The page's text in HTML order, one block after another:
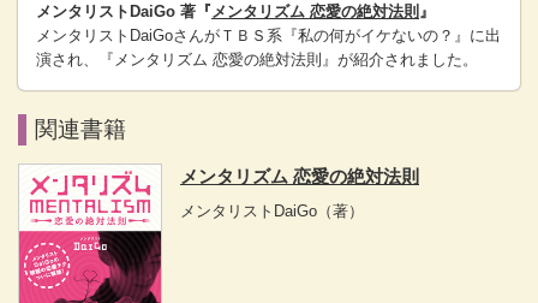
メンタリストDaiGo 著『 メンタリズム 恋愛の絶対法則 』
メンタリストDaiGoさんがＴＢＳ系『私の何がイケないの？』に出
演され、『メンタリズム 恋愛の絶対法則』が紹介されました。
関連書籍
メンタリズム 恋愛の絶対法則
メンタリストDaiGo （著）